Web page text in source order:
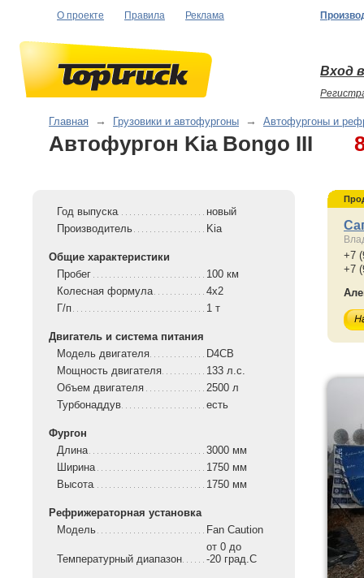
О проекте Правила Реклама
Вход
Главная → Грузовики и автофургоны → Автофургоны и
Автофургон Kia Bongo III
Год выпуска
новый
Производитель
Kia
Общие характеристики
Пробег
100 км
Колесная формула
4x2
Г/п
1 т
Двигатель и система питания
Модель двигателя
D4CB
Мощность двигателя
133 л.с.
Объем двигателя
2500 л
Турбонаддув
есть
Фургон
Длина
3000 мм
Ширина
1750 мм
Высота
1750 мм
Рефрижераторная установка
Модель
Fan Caution
Температурный диапазон
от 0 до
-20 град.C
+7
+7